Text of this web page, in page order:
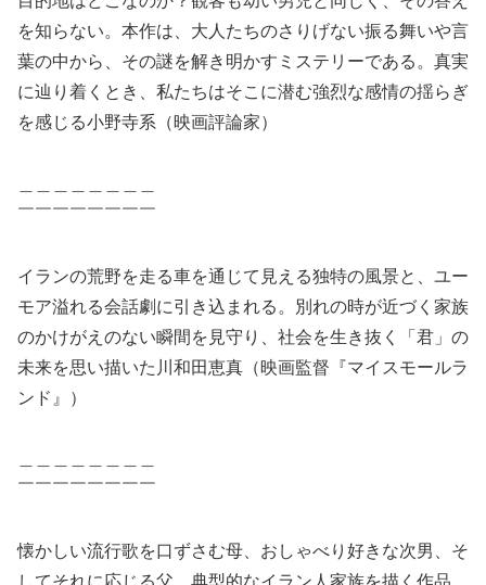
を知らない。本作は、大人たちのさりげない振る舞いや言
葉の中から、その謎を解き明かすミステリーである。真実
に辿り着くとき、私たちはそこに潜む強烈な感情の揺らぎ
を感じる小野寺系（映画評論家）
￣￣￣￣￣￣￣￣
イランの荒野を走る車を通じて見える独特の風景と、ユー
モア溢れる会話劇に引き込まれる。別れの時が近づく家族
のかけがえのない瞬間を見守り、社会を生き抜く「君」の
未来を思い描いた川和田恵真（映画監督『マイスモールラ
ンド』）
￣￣￣￣￣￣￣￣
懐かしい流行歌を口ずさむ母、おしゃべり好きな次男、そ